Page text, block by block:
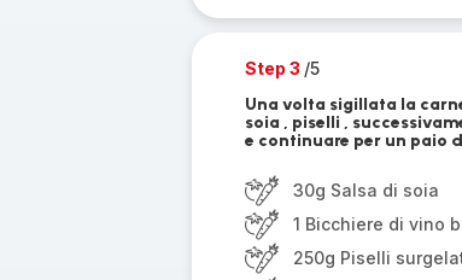
Step 3 /5
Una volta sigillata la
soia , piselli ,
e continuare per un paio
30g Salsa di soia
1 Bicchiere di vino
250g Piselli